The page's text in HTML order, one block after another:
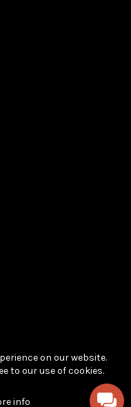
on our website.
to our use of cookies.
info